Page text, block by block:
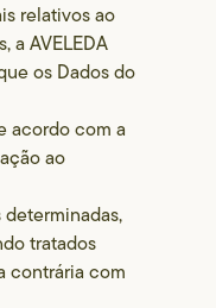
relativos ao
a AVELEDA
os Dados do
acordo com a
ao
tratados
contrária com